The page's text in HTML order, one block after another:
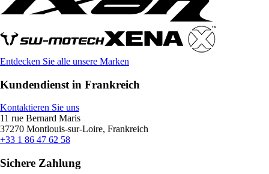
Entdecken Sie alle unsere Marken
Kundendienst in Frankreich
Kontaktieren Sie uns
11 rue Bernard Maris
37270 Montlouis-sur-Loire, Frankreich
+33 1 86 47 62 58
Sichere Zahlung